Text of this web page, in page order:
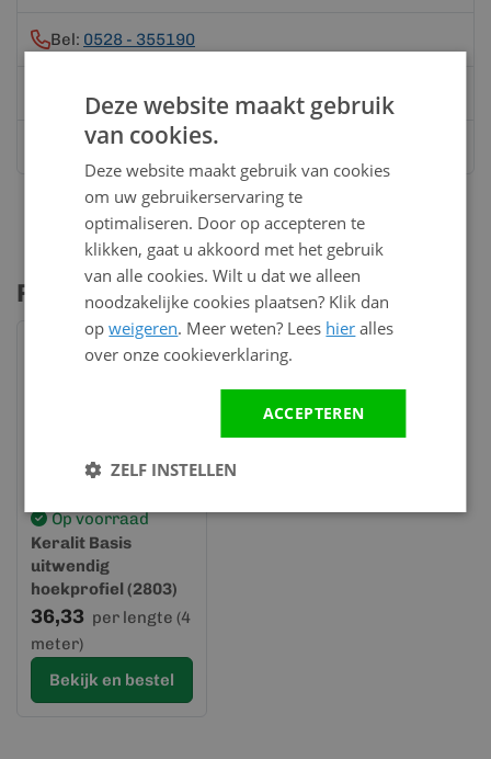
Bel: 0528 - 355190
Mailinfo@kunststofbouwmateriaal.nl
Stuur ons een bericht op
Profielen & accessoires
Op voorraad
Keralit Basis
uitwendig
hoekprofiel (2803)
36,33 per lengte (4
meter)
Bekijk en bestel
Deze website maakt gebruik
van cookies.
Deze website maakt gebruik van cookies
om uw gebruikerservaring te
optimaliseren. Door op accepteren te
klikken, gaat u akkoord met het gebruik
van alle cookies. Wilt u dat we alleen
noodzakelijke cookies plaatsen? Klik dan
opweigeren. Meer weten? Lees hier alles
over onze cookieverklaring.
ACCEPTEREN
ZELF INSTELLEN